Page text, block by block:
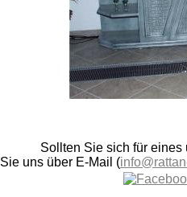
Sollten Sie sich für
Sie uns über E-Mail (